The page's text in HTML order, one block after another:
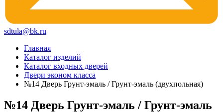
sdtula@bk.ru
Главная
Каталог изделий
Каталог входных дверей
Двери эконом класса
№14 Дверь Грунт-эмаль / Грунт-эмаль (двухпольная)
№14 Дверь Грунт-эмаль / Грунт-эмаль